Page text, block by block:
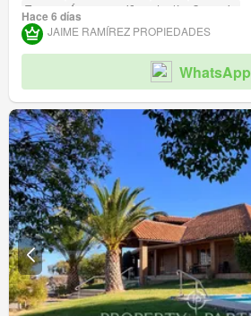
Terraza
Área para niños Jardín Conserje
Hace 6 días
JAIME RAMÍREZ PROPIEDADES
WhatsApp